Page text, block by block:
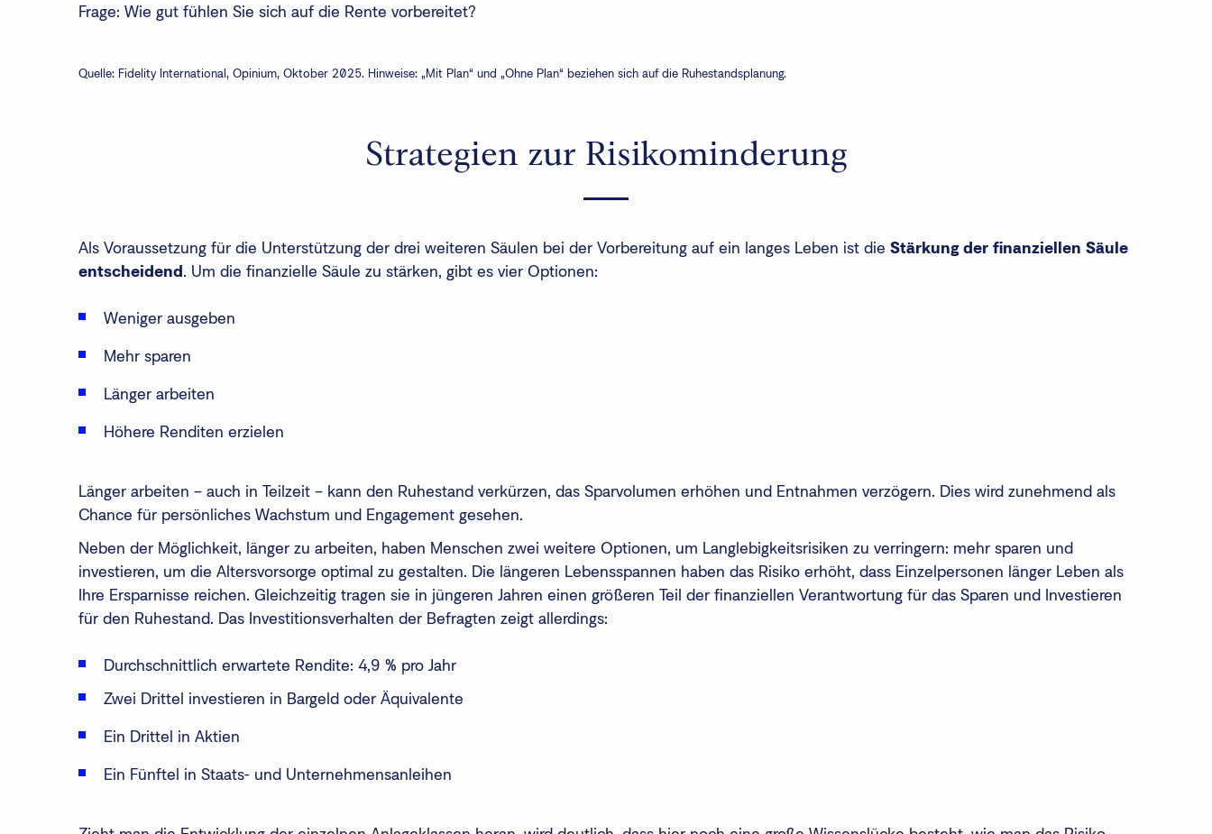
Frage: Wie gut fühlen Sie sich auf die Rente vorbereitet?
Quelle: Fidelity International, Opinium, Oktober 2025. Hinweise: „Mit Plan“ und „Ohne Plan“ beziehen sich auf die Ruhestandsplanung.
Strategien zur Risikominderung
Als Voraussetzung für die Unterstützung der drei weiteren Säulen bei der Vorbereitung auf ein langes Leben ist die Stärkung der finanziellen Säule
entscheidend. Um die finanzielle Säule zu stärken, gibt es vier Optionen:
Weniger ausgeben
Mehr sparen
Länger arbeiten
Höhere Renditen erzielen
Länger arbeiten – auch in Teilzeit – kann den Ruhestand verkürzen, das Sparvolumen erhöhen und Entnahmen verzögern. Dies wird zunehmend als
Chance für persönliches Wachstum und Engagement gesehen.
Neben der Möglichkeit, länger zu arbeiten, haben Menschen zwei weitere Optionen, um Langlebigkeitsrisiken zu verringern: mehr sparen und
investieren, um die Altersvorsorge optimal zu gestalten. Die längeren Lebensspannen haben das Risiko erhöht, dass Einzelpersonen länger Leben als
Ihre Ersparnisse reichen. Gleichzeitig tragen sie in jüngeren Jahren einen größeren Teil der finanziellen Verantwortung für das Sparen und Investieren
für den Ruhestand. Das Investitionsverhalten der Befragten zeigt allerdings:
Durchschnittlich erwartete Rendite: 4,9 % pro Jahr
Zwei Drittel investieren in Bargeld oder Äquivalente
Ein Drittel in Aktien
Ein Fünftel in Staats- und Unternehmensanleihen